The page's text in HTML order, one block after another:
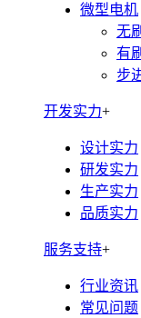
微型电机
无
有
步
开发实力+
设计实力
研发实力
生产实力
品质实力
服务支持+
行业资讯
常见问题